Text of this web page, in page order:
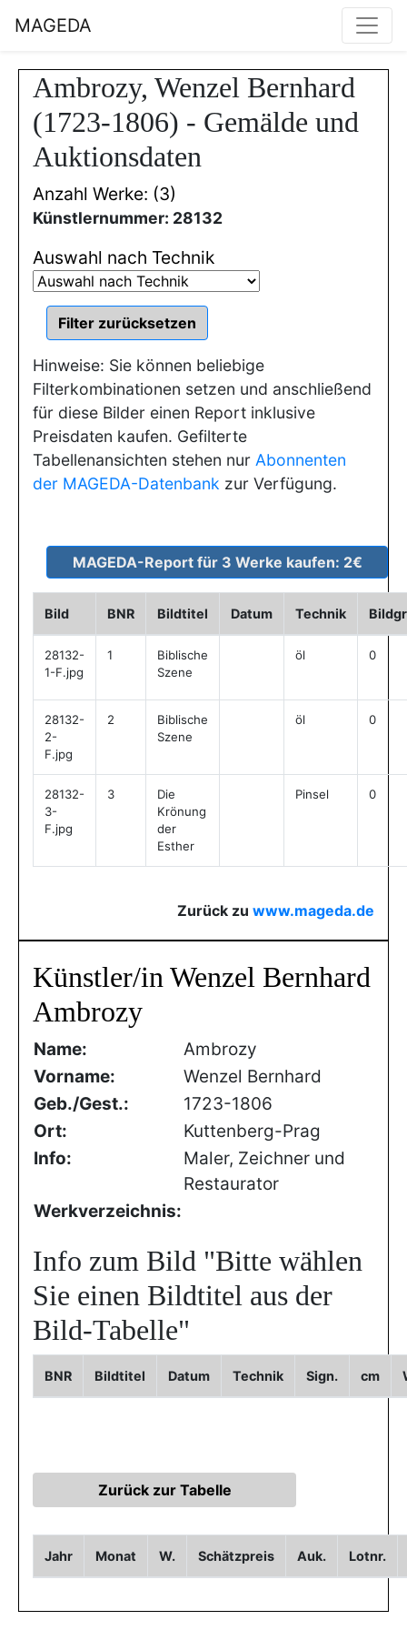
MAGEDA
Ambrozy, Wenzel Bernhard
(1723-1806) - Gemälde und
Auktionsdaten
Anzahl Werke: (3)
Künstlernummer: 28132
Auswahl nach Technik
Hinweise: Sie können beliebige
Filterkombinationen setzen und anschließend
für diese Bilder einen Report inklusive
Preisdaten kaufen. Gefilterte
Tabellenansichten stehen nur Abonnenten
der MAGEDA-Datenbank zur Verfügung.
Bild BNR Bildtitel Datum Technik
28132-
1-F.jpg
1
Biblische
Szene
öl 0
28132-
2-
F.jpg
2
Biblische
Szene
öl 0
28132-
3-
F.jpg
3
Die
Krönung
der
Esther
Pinsel 0
Zurück zu www.mageda.de
Künstler/in Wenzel Bernhard
Ambrozy
Name:
Ambrozy
Vorname:
Wenzel Bernhard
Geb./Gest.:
1723-1806
Ort:
Kuttenberg-Prag
Info:
Maler, Zeichner und
Restaurator
Werkverzeichnis:
Info zum Bild "Bitte wählen
Sie einen Bildtitel aus der
Bild-Tabelle"
BNR Bildtitel Datum Technik Sign. cm
Jahr Monat W. Schätzpreis Auk. Lotnr.